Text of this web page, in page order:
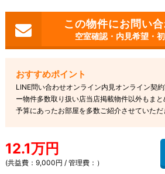
空室確認・内見希望・
LINE問い合わせオンライン内見オンライン契
ー物件多数取り扱い店当店掲載物件以外もま
予算にあったお部屋を多数ご紹介させていただ
12.1万円
(共益費：9,000円 / 管理費：）